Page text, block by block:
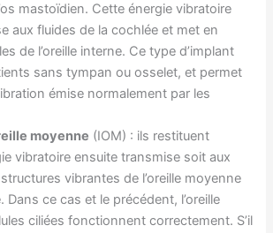
mastoïdien. Cette énergie vibratoire
aux fluides de la cochlée et met en
de l’oreille interne. Ce type d’implant
sans tympan ou osselet, et permet
émise normalement par les
moyenne (IOM) : ils restituent
vibratoire ensuite transmise soit aux
vibrantes de l’oreille moyenne
Dans ce cas et le précédent, l’oreille
ciliées fonctionnent correctement. S’il